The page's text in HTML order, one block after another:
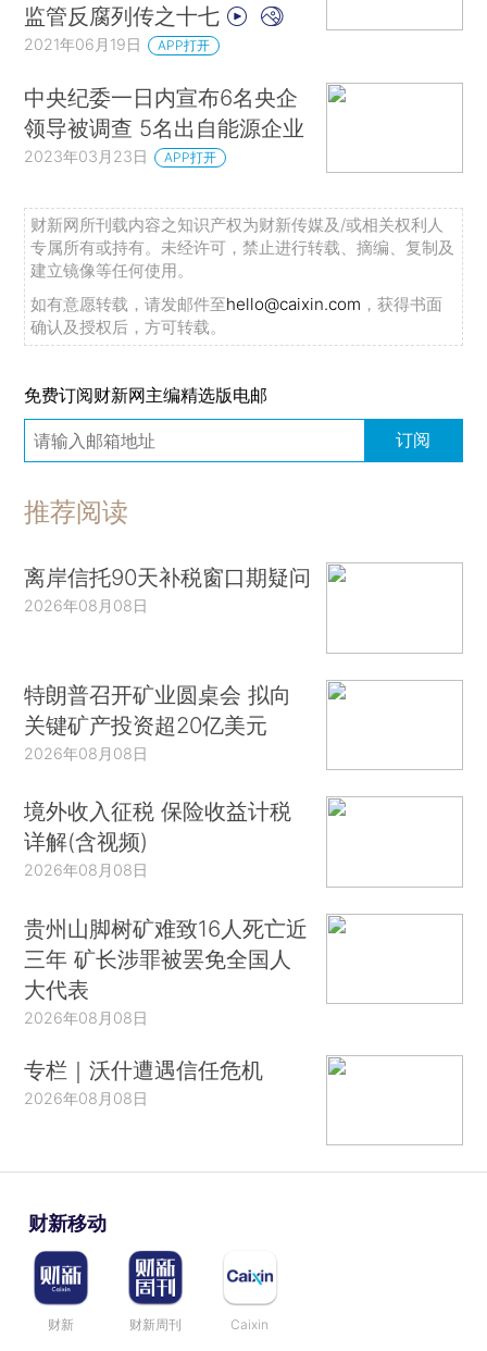
监管反腐列传之十七
2021年06月19日 APP打开
中央纪委一日内宣布6名央企
领导被调查 5名出自能源企业
2023年03月23日 APP打开
财新网所刊载内容之知识产权为财新传媒及/或相关权利人
专属所有或持有。未经许可，禁止进行转载、摘编、复制及
建立镜像等任何使用。
如有意愿转载，请发邮件至hello@caixin.com ，获得书面
确认及授权后，方可转载。
免费订阅财新网主编精选版电邮
订阅
推荐阅读
离岸信托90天补税窗口期疑问
2026年08月08日
特朗普召开矿业圆桌会 拟向
关键矿产投资超20亿美元
2026年08月08日
境外收入征税 保险收益计税
详解(含视频)
2026年08月08日
贵州山脚树矿难致16人死亡近
三年 矿长涉罪被罢免全国人
大代表
2026年08月08日
专栏｜沃什遭遇信任危机
2026年08月08日
财新移动
财新 财新周刊 Caixin